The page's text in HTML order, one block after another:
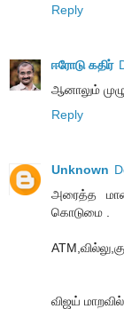
Reply
ஈரோடு கதிர்
ஆனாலும்
Reply
Unknown
அரைத்த
கொடுமை .
விஜய்